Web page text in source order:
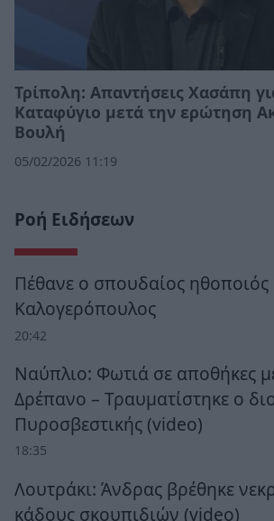
Τρίπολη: Απαντήσεις Χασάπη
Καταφύγιο μετά την ερώτηση
Βουλή
05/02/2026 11:19
Ροή Ειδήσεων
Πέθανε ο σπουδαίος ηθοποιός
Καλογερόπουλος
20:42
Ναύπλιο: Φωτιά σε αποθήκες
Δρέπανο – Τραυματίστηκε ο
Πυροσβεστικής (video)
18:35
Λουτράκι: Άνδρας βρέθηκε
κάδους σκουπιδιών (video)